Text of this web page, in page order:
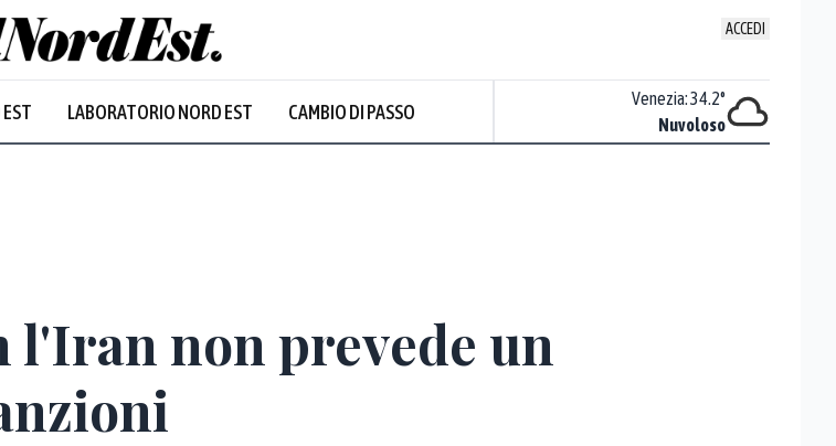
ACCEDI
LABORATORIO NORD EST CAMBIO DI PASSO
Nuvoloso
Venezia:34.2°
Nuvoloso
l'Iran non prevede un